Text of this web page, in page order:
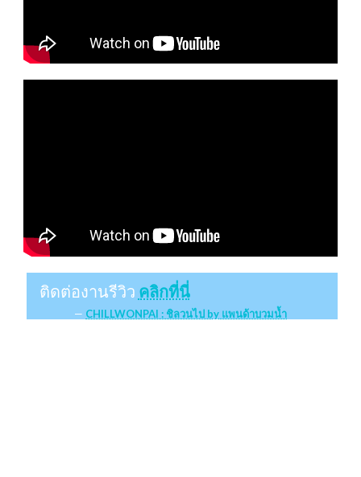
ติดต่องานรีวิว คลิกที่นี่
CHILLWONPAI : ชิลวนไป by แพนด้าบวมน้ำ